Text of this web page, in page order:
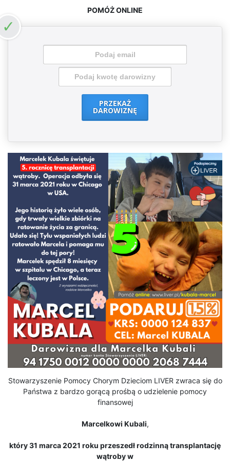
POMÓŻ ONLINE
PRZEKAŻ
DAROWIZNĘ
Stowarzyszenie Pomocy Chorym Dzieciom LIVER zwraca się do
Państwa z bardzo gorącą prośbą o udzielenie pomocy
finansowej
Marcelkowi Kubali,
który 31 marca 2021 roku przeszedł rodzinną transplantację
wątroby w